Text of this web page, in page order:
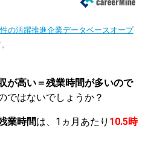
の活躍推進企業データベースオープ
が高い＝残業時間が多いので
ではないでしょうか？
業時間は、1ヵ月あたり 10.5時